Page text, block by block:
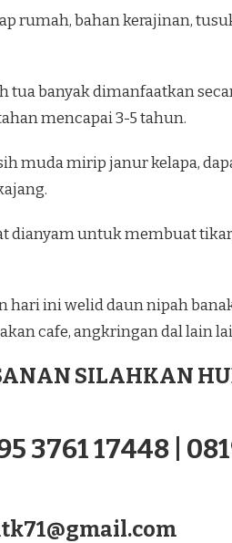
rumah, bahan kerajinan,
tua banyak dimanfaatkan
mencapai 3-5 tahun.
muda mirip janur kelapa,
dianyam untuk membuat
hari ini welid daun nipah
cafe, angkringan dal lain
SILAHKAN
3761 17448 |